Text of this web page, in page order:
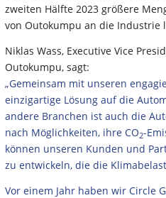
zweiten Hälfte 2023 größere
von Outokumpu an die Industrie
Niklas Wass, Executive Vice
Outokumpu, sagt:
„Gemeinsam mit unseren
einzigartige Lösung auf die
andere Branchen ist auch die
nach Möglichkeiten, ihre CO2-
können unseren Kunden und
zu entwickeln, die die
Vor einem Jahr haben wir Circle